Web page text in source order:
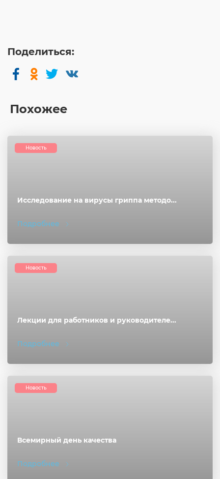
Поделиться:
Похожее
Исследование на вирусы гриппа методо...
Подробнее
Новость
Лекции для работников и руководителе...
Подробнее
Новость
Всемирный день качества
Подробнее
Новость